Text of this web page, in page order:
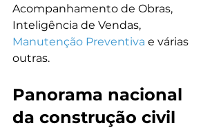
Acompanhamento de Obras,
Inteligência de Vendas,
Manutenção Preventiva e várias
Panorama nacional
da construção civil